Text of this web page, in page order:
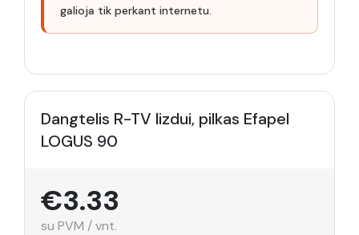
galioja tik perkant internetu.
Dangtelis R-TV lizdui, pilkas Efapel
LOGUS 90
€3.33
su PVM / vnt.